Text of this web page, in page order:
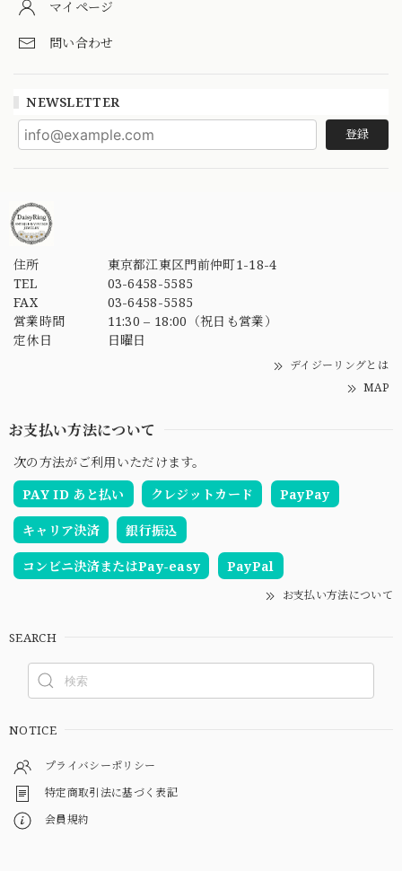
マイページ
問い合わせ
NEWSLETTER
登録
住所
東京都江東区門前仲町1-18-4
TEL
03-6458-5585
FAX
03-6458-5585
営業時間
11:30 – 18:00（祝日も営業）
定休日
日曜日
デイジーリングとは
MAP
お支払い方法について
次の方法がご利用いただけます。
PAY ID あと払い
クレジットカード PayPay
キャリア決済 銀行振込
コンビニ決済またはPay-easy PayPal
お支払い方法について
SEARCH
NOTICE
プライバシーポリシー
特定商取引法に基づく表記
会員規約